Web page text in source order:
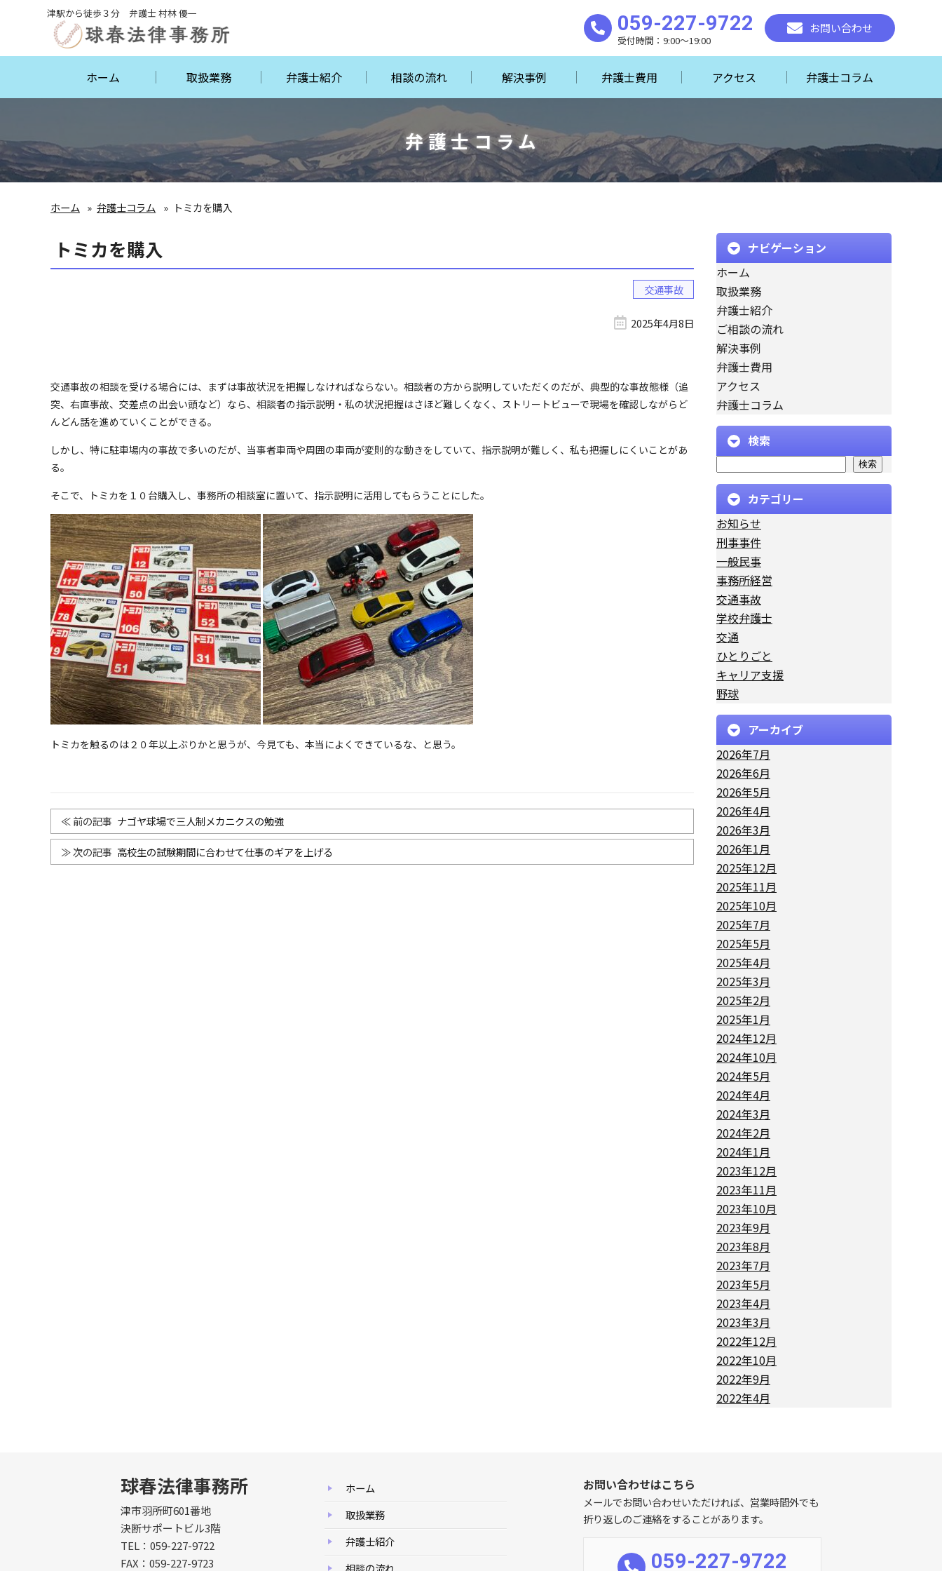
津駅から徒歩３分 弁護士 村林 優一 059-227-9722
受付時間：9:00～19:00
お問い合わせ
ホーム 取扱業務 弁護士紹介 相談の流れ 解決事例 弁護士費用 アクセス 弁護士コラム
弁護士コラム
ホーム 弁護士コラム トミカを購入
トミカを購入
交通事故
2025年4月8日
交通事故の相談を受ける場合には、まずは事故状況を把握しなければならない。相談者の方から説明していただくのだが、典型的な事故態様（追
突、右直事故、交差点の出会い頭など）なら、相談者の指示説明・私の状況把握はさほど難しくなく、ストリートビューで現場を確認しながらど
んどん話を進めていくことができる。
しかし、特に駐車場内の事故で多いのだが、当事者車両や周囲の車両が変則的な動きをしていて、指示説明が難しく、私も把握しにくいことがあ
る。
そこで、トミカを１０台購入し、事務所の相談室に置いて、指示説明に活用してもらうことにした。
トミカを触るのは２０年以上ぶりかと思うが、今見ても、本当によくできているな、と思う。
ナゴヤ球場で三人制メカニクスの勉強
高校生の試験期間に合わせて仕事のギアを上げる
ナビゲーション
ホーム
取扱業務
弁護士紹介
ご相談の流れ
解決事例
弁護士費用
アクセス
弁護士コラム
検索
検索
カテゴリー
お知らせ
刑事事件
一般民事
事務所経営
交通事故
学校弁護士
交通
ひとりごと
キャリア支援
野球
アーカイブ
2026年7月
2026年6月
2026年5月
2026年4月
2026年3月
2026年1月
2025年12月
2025年11月
2025年10月
2025年7月
2025年5月
2025年4月
2025年3月
2025年2月
2025年1月
2024年12月
2024年10月
2024年5月
2024年4月
2024年3月
2024年2月
2024年1月
2023年12月
2023年11月
2023年10月
2023年9月
2023年8月
2023年7月
2023年5月
2023年4月
2023年3月
2022年12月
2022年10月
2022年9月
2022年4月
球春法律事務所
津市羽所町601番地
決断サポートビル3階
TEL：059-227-9722
FAX：059-227-9723
ホーム
取扱業務
弁護士紹介
お問い合わせはこちら
メールでお問い合わせいただければ、営業時間外でも
折り返しのご連絡をすることがあります。
059-227-9722